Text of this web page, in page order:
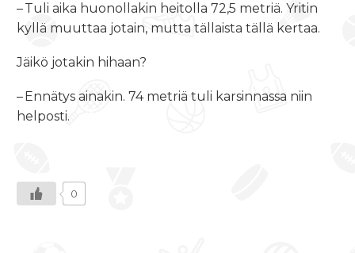
– Tuli aika huonollakin heitolla 72,5 metriä. Yritin
kyllä muuttaa jotain, mutta tällaista tällä kertaa.
Jäikö jotakin hihaan?
– Ennätys ainakin. 74 metriä tuli karsinnassa niin
helposti.
0